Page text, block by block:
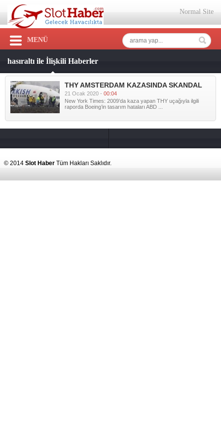
Normal Site
MENÜ
hasıraltı ile İlişkili Haberler
THY AMSTERDAM KAZASINDA SKANDAL
21 Ocak 2020 - 00:04
New York Times: 2009’da kaza yapan THY uçağıyla ilgili
raporda Boeing’in tasarım hataları ABD ...
© 2014 Slot Haber Tüm Hakları Saklıdır.